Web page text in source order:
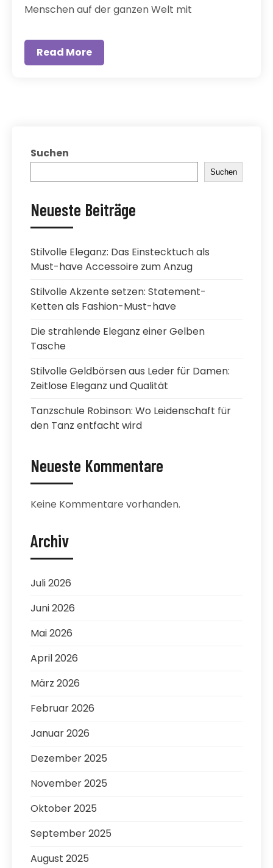
Menschen auf der ganzen Welt mit
Read More
Suchen
Suchen
Neueste Beiträge
Stilvolle Eleganz: Das Einstecktuch als
Must-have Accessoire zum Anzug
Stilvolle Akzente setzen: Statement-
Ketten als Fashion-Must-have
Die strahlende Eleganz einer Gelben
Tasche
Stilvolle Geldbörsen aus Leder für Damen:
Zeitlose Eleganz und Qualität
Tanzschule Robinson: Wo Leidenschaft für
den Tanz entfacht wird
Neueste Kommentare
Keine Kommentare vorhanden.
Archiv
Juli 2026
Juni 2026
Mai 2026
April 2026
März 2026
Februar 2026
Januar 2026
Dezember 2025
November 2025
Oktober 2025
September 2025
August 2025